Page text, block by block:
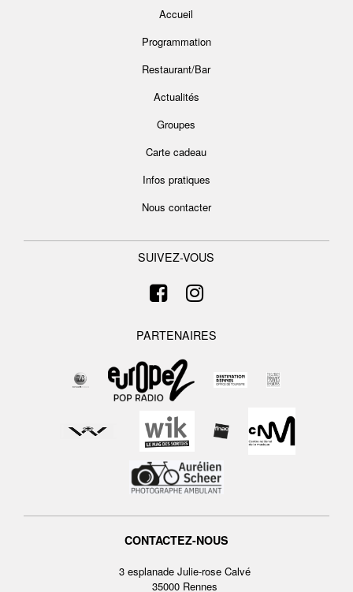
Accueil
Programmation
Restaurant/Bar
Actualités
Groupes
Carte cadeau
Infos pratiques
Nous contacter
SUIVEZ-VOUS
PARTENAIRES
CONTACTEZ-NOUS
3 esplanade Julie-rose Calvé
35000 Rennes